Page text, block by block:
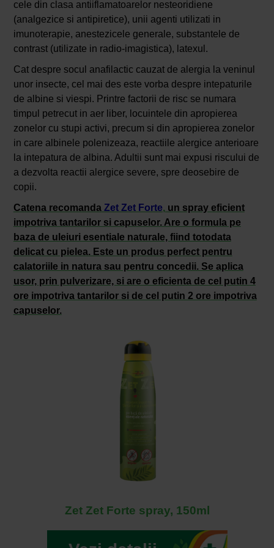
cele din clasa antiiflamatoarelor nesteoridiene
(analgezice si antipiretice), unii agenti utilizati in
imunoterapie, anestezicele generale, substantele de
contrast (utilizate in radio-imagistica), latexul.
Cat despre socul anafilactic cauzat de alergia la veninul
unor insecte, cel mai des este vorba despre intepaturile
de albine si viespi. Printre factorii de risc se numara
timpul petrecut in aer liber, locuintele din apropierea
zonelor cu stupi activi, precum si din apropierea zonelor
in care albinele polenizeaza, reactiile alergice anterioare
la intepatura de albina. Adultii sunt mai expusi riscului de
a dezvolta reactii alergice severe, spre deosebire de
copii.
Catena recomandaZet Zet Forte, un spray eficient
impotriva tantarilor si capuselor. Are o formula pe
baza de uleiuri esentiale naturale, fiind totodata
delicat cu pielea. Este un produs perfect pentru
calatoriile in natura sau pentru concedii. Se aplica
usor, prin pulverizare, si are o eficienta de cel putin 4
ore impotriva tantarilor si de cel putin 2 ore impotriva
capuselor.
Zet Zet Forte spray, 150ml